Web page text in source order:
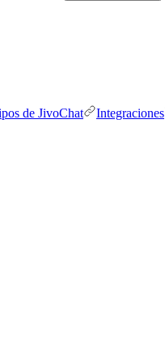
de JivoChat Integraciones